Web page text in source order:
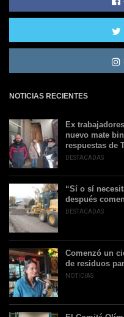
NOTICIAS RECIENTES
Ex
nuevo mate
respuestas de
DESTACADAS
“Sí o sí
después
DESTACADAS
Comenzó un
de residuos
NOTICIAS